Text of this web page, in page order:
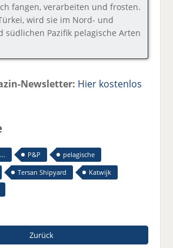
fangen, verarbeiten und frosten.
wird sie im Nord- und
südlichen Pazifik pelagische Arten
Newsletter: Hier kostenlos
P&P
pelagische
Tersan Shipyard
Katwijk
Zurück